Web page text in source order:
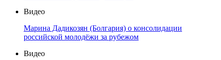
Видео
Марина Дадикозян (Болгария) о консолидации
российской молодёжи за рубежом
Видео